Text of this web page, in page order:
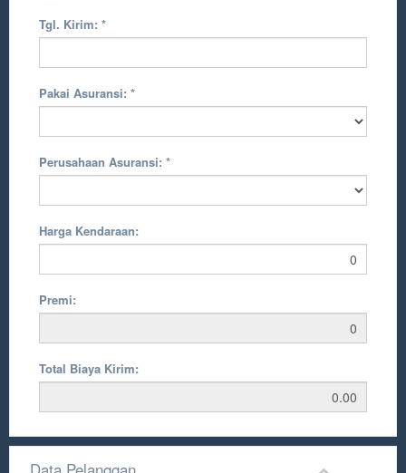
Tgl. Kirim: *
Pakai Asuransi: *
Perusahaan Asuransi: *
Harga Kendaraan:
Premi:
Total Biaya Kirim: